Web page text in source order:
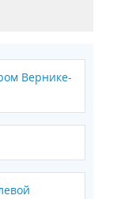
Вернике-